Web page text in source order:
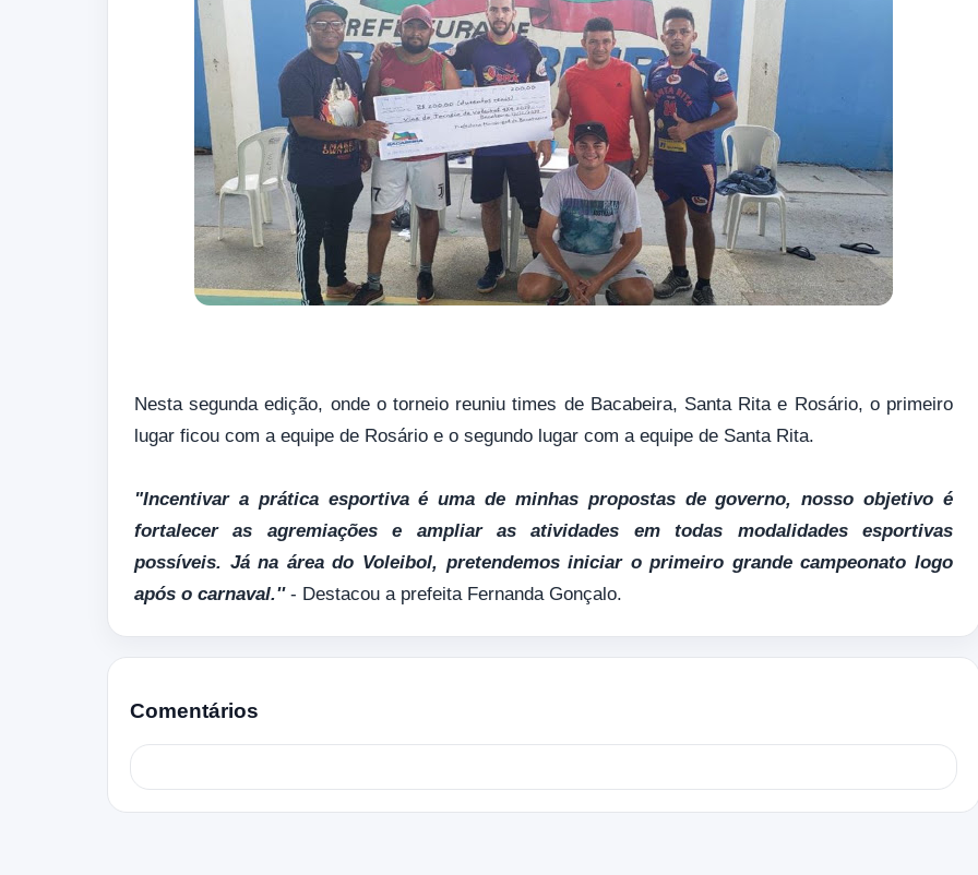
Nesta segunda edição, onde o torneio reuniu times de Bacabeira, Santa Rita e Rosário, o primeiro
lugar ficou com a equipe de Rosário e o segundo lugar com a equipe de Santa Rita.
"Incentivar a prática esportiva é uma de minhas propostas de governo, nosso objetivo é
fortalecer as agremiações e ampliar as atividades em todas modalidades esportivas
possíveis. Já na área do Voleibol, pretendemos iniciar o primeiro grande campeonato logo
após o carnaval.''- Destacou a prefeita Fernanda Gonçalo.
Comentários